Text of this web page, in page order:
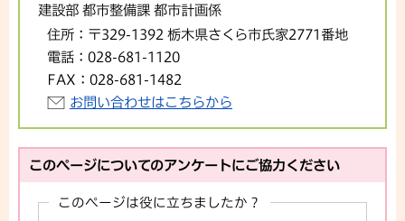
建設部 都市整備課 都市計画係
住所： 〒329-1392 栃木県さくら市氏家2771番地
電話： 028-681-1120
FAX： 028-681-1482
お問い合わせはこちらから
このページについてのアンケートにご協力ください
このページは役に立ちましたか？